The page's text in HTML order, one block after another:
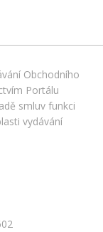
Obchodního
Portálu
smluv funkci
vydávání